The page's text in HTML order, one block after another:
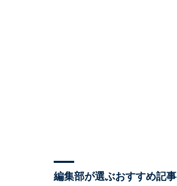
編集部が選ぶおすすめ記事